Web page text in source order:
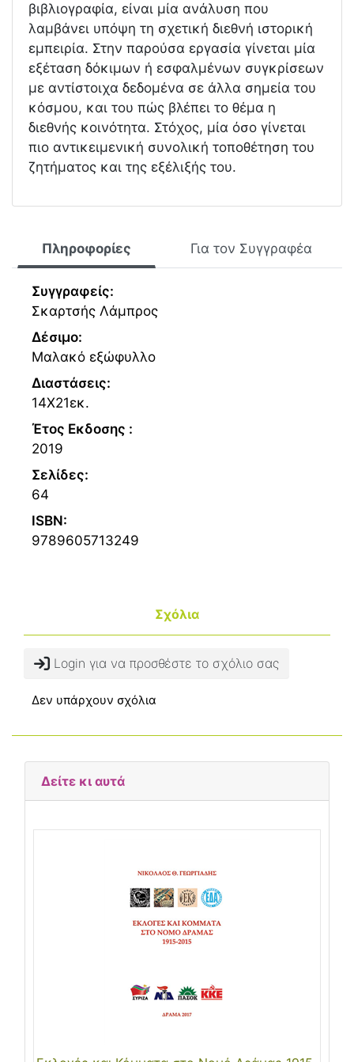
βιβλιογραφία, είναι μία ανάλυση που
λαμβάνει υπόψη τη σχετική διεθνή ιστορική
εμπειρία. Στην παρούσα εργασία γίνεται μία
εξέταση δόκιμων ή εσφαλμένων συγκρίσεων
με αντίστοιχα δεδομένα σε άλλα σημεία του
κόσμου, και του πώς βλέπει το θέμα η
διεθνής κοινότητα. Στόχος, μία όσο γίνεται
πιο αντικειμενική συνολική τοποθέτηση του
ζητήματος και της εξέλιξής του.
Πληροφορίες Για τον Συγγραφέα
Συγγραφείς:
Σκαρτσής Λάμπρος
Δέσιμο:
Μαλακό εξώφυλλο
Διαστάσεις:
14Χ21εκ.
Έτος Εκδοσης :
2019
Σελίδες:
64
ISBN:
9789605713249
Σχόλια
Login για να προσθέστε το σχόλιο σας
Δεν υπάρχουν σχόλια
Δείτε κι αυτά